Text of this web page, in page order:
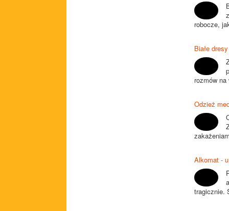
robocze,
Białe
rozmów
Odzież
Alkomat -
tragicznie.